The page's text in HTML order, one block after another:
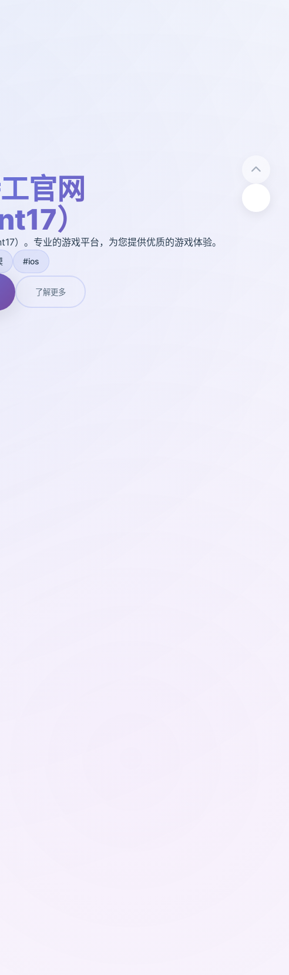
官网
）
）。专业的游戏平台，为您提供优质的游戏体验。
#ios
了解更多